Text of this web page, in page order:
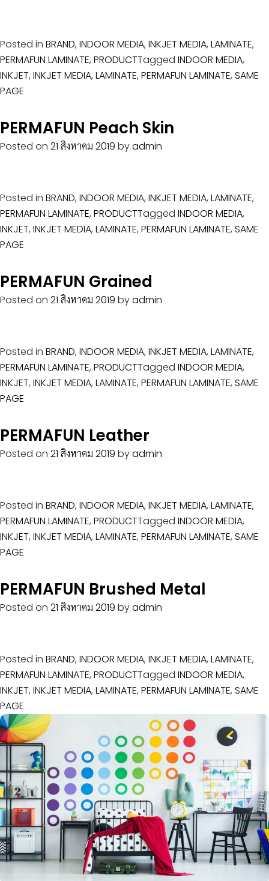
Posted in BRAND, INDOOR MEDIA, INKJET MEDIA, LAMINATE,
PERMAFUN LAMINATE, PRODUCTTagged INDOOR MEDIA,
INKJET, INKJET MEDIA, LAMINATE, PERMAFUN LAMINATE, SAME
PAGE
PERMAFUN Peach Skin
Posted on 21 สิงหาคม 2019 byadmin
Posted in BRAND, INDOOR MEDIA, INKJET MEDIA, LAMINATE,
PERMAFUN LAMINATE, PRODUCTTagged INDOOR MEDIA,
INKJET, INKJET MEDIA, LAMINATE, PERMAFUN LAMINATE, SAME
PAGE
PERMAFUN Grained
Posted on 21 สิงหาคม 2019 byadmin
Posted in BRAND, INDOOR MEDIA, INKJET MEDIA, LAMINATE,
PERMAFUN LAMINATE, PRODUCTTagged INDOOR MEDIA,
INKJET, INKJET MEDIA, LAMINATE, PERMAFUN LAMINATE, SAME
PAGE
PERMAFUN Leather
Posted on 21 สิงหาคม 2019 byadmin
Posted in BRAND, INDOOR MEDIA, INKJET MEDIA, LAMINATE,
PERMAFUN LAMINATE, PRODUCTTagged INDOOR MEDIA,
INKJET, INKJET MEDIA, LAMINATE, PERMAFUN LAMINATE, SAME
PAGE
PERMAFUN Brushed Metal
Posted on 21 สิงหาคม 2019 byadmin
Posted in BRAND, INDOOR MEDIA, INKJET MEDIA, LAMINATE,
PERMAFUN LAMINATE, PRODUCTTagged INDOOR MEDIA,
INKJET, INKJET MEDIA, LAMINATE, PERMAFUN LAMINATE, SAME
PAGE